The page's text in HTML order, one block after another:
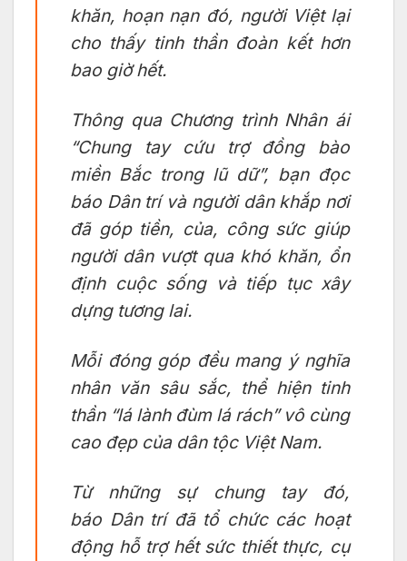
khăn, hoạn nạn đó, người Việt lại
cho thấy tinh thần đoàn kết hơn
bao giờ hết.
Thông qua Chương trình Nhân ái
“Chung tay cứu trợ đồng bào
miền Bắc trong lũ dữ”, bạn đọc
báo Dân trívà người dân khắp nơi
đã góp tiền, của, công sức giúp
người dân vượt qua khó khăn, ổn
định cuộc sống và tiếp tục xây
dựng tương lai.
Mỗi đóng góp đều mang ý nghĩa
nhân văn sâu sắc, thể hiện tinh
thần “lá lành đùm lá rách” vô cùng
cao đẹp của dân tộc Việt Nam.
Từ những sự chung tay đó,
báo Dân tríđã tổ chức các hoạt
động hỗ trợ hết sức thiết thực, cụ